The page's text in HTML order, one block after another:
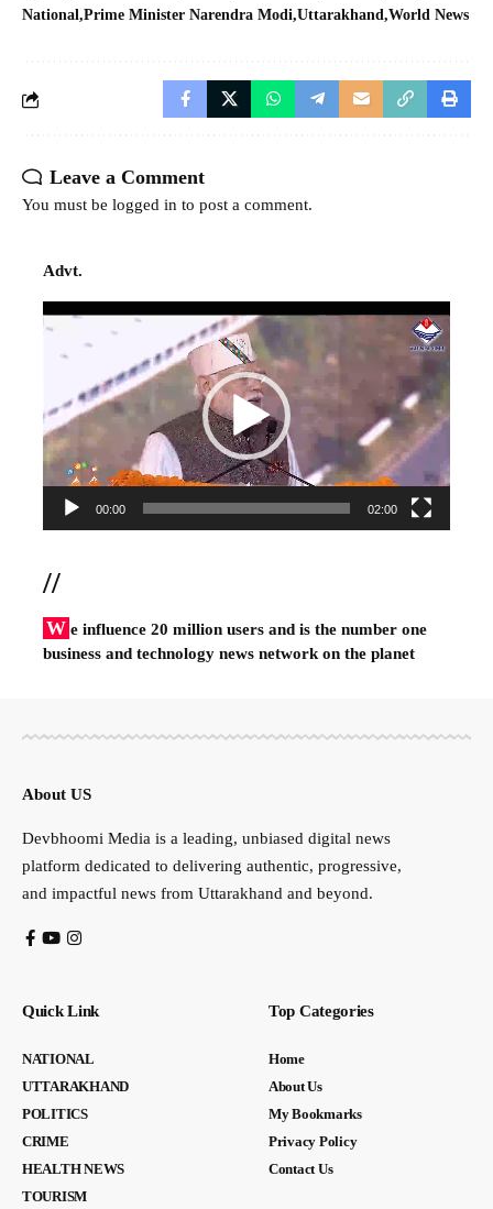
National Prime Minister Narendra Modi Uttarakhand World News
Leave a Comment
You must be logged in to post a comment.
Advt.
Video
00:00 02:00
//
W e influence 20 million users and is the number one
business and technology news network on the planet
About US
Devbhoomi Media is a leading, unbiased digital news
platform dedicated to delivering authentic, progressive,
and impactful news from Uttarakhand and beyond.
Quick Link
NATIONAL
UTTARAKHAND
POLITICS
CRIME
HEALTH NEWS
TOURISM
Top Categories
Home
About Us
My Bookmarks
Privacy Policy
Contact Us